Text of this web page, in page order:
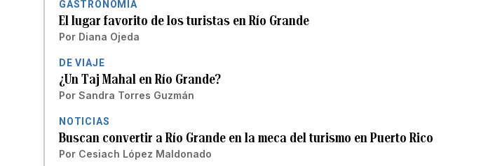
GASTRONOMÍA
El lugar favorito de los turistas en Río Grande
Por Diana Ojeda
DE VIAJE
¿Un Taj Mahal en Río Grande?
Por Sandra Torres Guzmán
NOTICIAS
Buscan convertir a Río Grande en la meca del turismo en Puerto Rico
Por Cesiach López Maldonado